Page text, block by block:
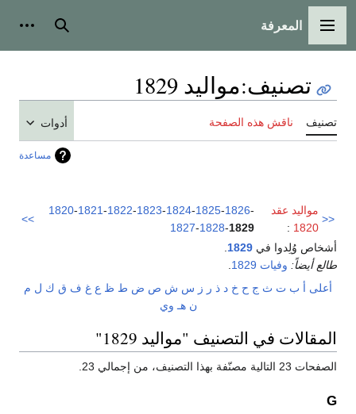
القائمة الرئيسية
المعرفة بحث
تصنيف:مواليد 1829
تصنيف ناقش هذه الصفحة أدوات
مساعدة
<<
مواليد عقد
1820
:
1820-1821-1822-1823-1824-1825-1826-
1827-1828-1829
>>
أشخاص وُلِدوا في 1829
طالع أيضاً: وفيات 1829
أعلى أ ب ت ث ج ح خ د ذ ر ز س ش ص ض ط ظ ع غ ف ق ك ل م
ن هـ وي
المقالات في التصنيف "مواليد 1829"
الصفحات 23 التالية مصنّفة بهذا التصنيف، من إجمالي 23.
G